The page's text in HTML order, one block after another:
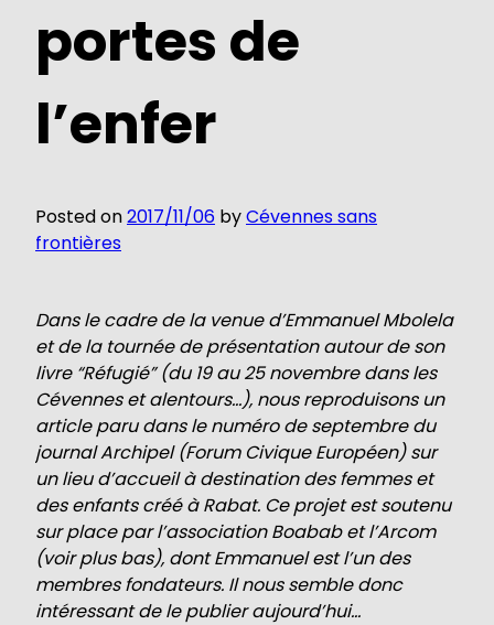
portes de
l’enfer
Posted on2017/11/06 byCévennes sans
frontières
Dans le cadre de la venue d’Emmanuel Mbolela
et de la tournée de présentation autour de son
livre “Réfugié” (du 19 au 25 novembredans les
Cévennes et alentours…), nous reproduisons un
article paru dans le numéro de septembre du
journal Archipel (Forum Civique Européen) sur
unlieu d’accueil à destination des femmes et
des enfants créé à Rabat. Ceprojet est soutenu
sur place par l’association Boabab et l’Arcom
(voir plus bas), dont Emmanuel est l’un des
membres fondateurs. Il nous semble donc
intéressant de le publier aujourd’hui…